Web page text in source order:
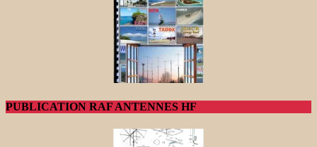
PUBLICATION RAF ANTENNES HF